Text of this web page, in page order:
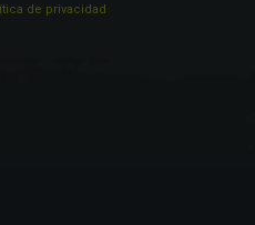
de privacidad